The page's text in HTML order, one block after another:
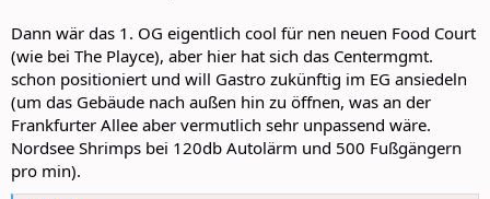
Dann wär das 1. OG eigentlich cool für nen neuen Food Court
(wie bei The Playce), aber hier hat sich das Centermgmt.
schon positioniert und will Gastro zukünftig im EG ansiedeln
(um das Gebäude nach außen hin zu öffnen, was an der
Frankfurter Allee aber vermutlich sehr unpassend wäre.
Nordsee Shrimps bei 120db Autolärm und 500 Fußgängern
pro min).